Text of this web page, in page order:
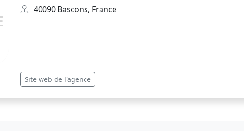
40090 Bascons, France
Site web de l'agence